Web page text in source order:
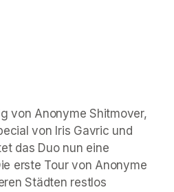
von Anonyme Shitmover,
von Iris Gavric und
das Duo nun eine
erste Tour von Anonyme
Städten restlos